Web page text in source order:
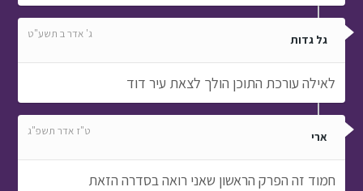
גל גדות ג' אדר ב תשע"ט
לאילה עורכת התוכן הולך לצאת עיר דוד
ארי ט"ז אדר תשפ"ג
חמוד זה הפרק הראשון שאני רואה בסדרה הזאת